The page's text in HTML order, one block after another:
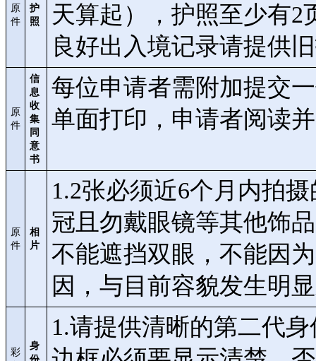
原
件
护
照
天算起），护照至少有2
良好出入境记录请提供
原
件
信
息
收
集
同
意
书
每位申请者需附加提交
单面打印，申请者阅读
原
件
相
片
1.2张必须近6个月内拍
冠且勿戴眼镜等其他饰
不能遮挡双眼，不能因
因，与目前容貌发生明
彩
身
1.请提供清晰的第二代